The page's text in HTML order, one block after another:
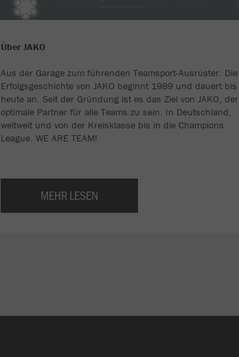
Über JAKO
Aus der Garage zum führenden Teamsport-Ausrüster. Die
Erfolgsgeschichte von JAKO beginnt 1989 und dauert bis
heute an. Seit der Gründung ist es das Ziel von JAKO, der
optimale Partner für alle Teams zu sein. In Deutschland,
weltweit und von der Kreisklasse bis in die Champions
League. WE ARE TEAM!
MEHR LESEN